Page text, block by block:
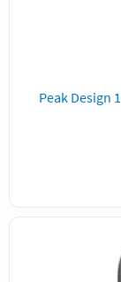
Peak Design